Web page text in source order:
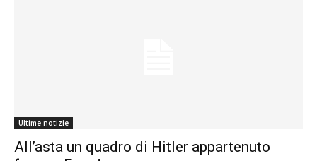
Ultime notizie
All’asta un quadro di Hitler appartenuto